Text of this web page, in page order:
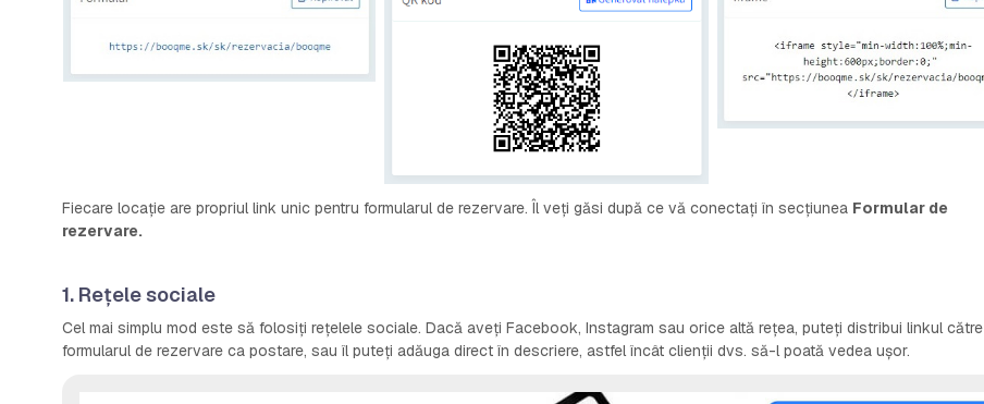
Fiecare locație are propriul link unic pentru formularul de rezervare. Îl veți găsi după ce vă conectați în secțiunea Formular de
rezervare.
1. Rețele sociale
Cel mai simplu mod este să folosiți rețelele sociale. Dacă aveți Facebook, Instagram sau orice altă rețea, puteți distribui linkul către
formularul de rezervare ca postare, sau îl puteți adăuga direct în descriere, astfel încât clienții dvs. să-l poată vedea ușor.